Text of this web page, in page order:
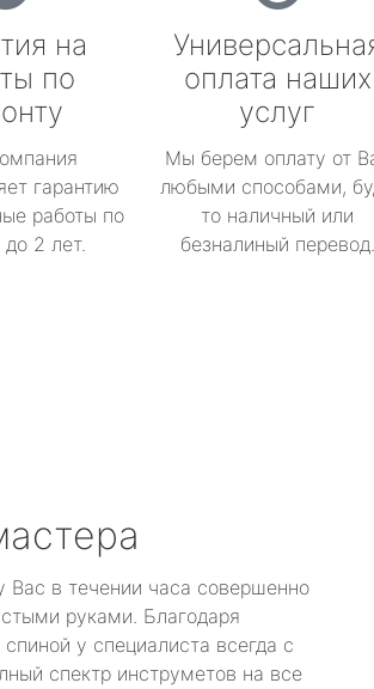
на
по
гарантию
работы по
2 лет.
оплата наших
услуг
Мы берем оплату от
любыми способами,
то наличный или
безналиный перевод.
Вас в течении часа совершенно
руками. Благодаря
у специалиста всегда с
спектр инструметов на все